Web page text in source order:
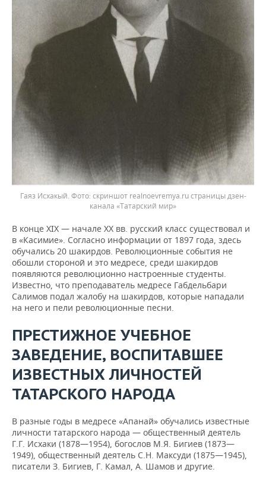
Гаяз Исхакый.
скриншот realnoevremya.ru страницы дзен-
канала «Татарский мир»
В конце XIX — начале XX вв. русский класс существовал и
в «Касимие». Согласно информации от 1897 года, здесь
обучались 20 шакирдов. Революционные события не
обошли стороной и это медресе, среди шакирдов
появляются революционно настроенные студенты.
Известно, что преподаватель медресе Габдельбари
Салимов подал жалобу на шакирдов, которые нападали
на него и пели революционные песни.
ПРЕСТИЖНОЕ УЧЕБНОЕ
ЗАВЕДЕНИЕ, ВОСПИТАВШЕЕ
ИЗВЕСТНЫХ ЛИЧНОСТЕЙ
ТАТАРСКОГО НАРОДА
В разные годы в медресе «Апанай» обучались известные
личности татарского народа — общественный деятель
Г.Г. Исхаки (1878—1954), богослов М.Я. Бигиев (1873—
1949), общественный деятель С.Н. Максуди (1875—1945),
писатели З. Бигиев, Г. Камал, А. Шамов и другие.